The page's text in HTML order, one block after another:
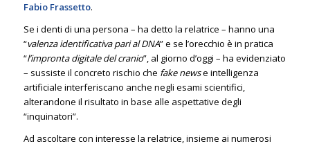
Fabio Frassetto.
Se i denti di una persona – ha detto la relatrice – hanno una
“valenza identificativa pari al DNA” e se l’orecchio è in pratica
“l’impronta digitale del cranio”, al giorno d’oggi – ha evidenziato
– sussiste il concreto rischio che fake newse intelligenza
artificiale interferiscano anche negli esami scientifici,
alterandone il risultato in base alle aspettative degli
“inquinatori”.
Ad ascoltare con interesse la relatrice, insieme ai numerosi